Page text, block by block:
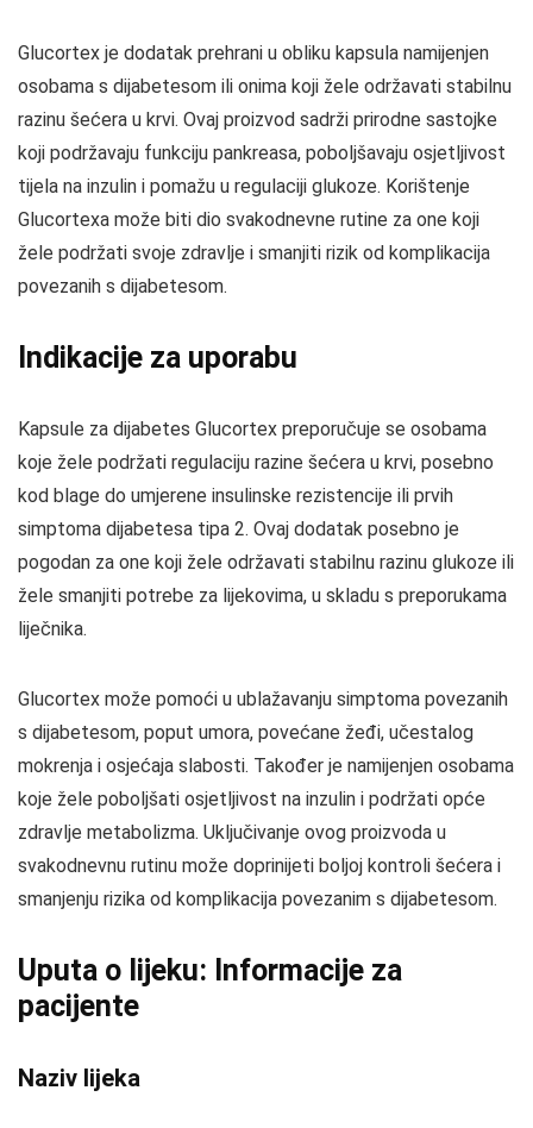
Glucortex je dodatak prehrani u obliku kapsula namijenjen
osobama s dijabetesom ili onima koji žele održavati stabilnu
razinu šećera u krvi. Ovaj proizvod sadrži prirodne sastojke
koji podržavaju funkciju pankreasa, poboljšavaju osjetljivost
tijela na inzulin i pomažu u regulaciji glukoze. Korištenje
Glucortexa može biti dio svakodnevne rutine za one koji
žele podržati svoje zdravlje i smanjiti rizik od komplikacija
povezanih s dijabetesom.
Indikacije za uporabu
Kapsule za dijabetes Glucortex preporučuje se osobama
koje žele podržati regulaciju razine šećera u krvi, posebno
kod blage do umjerene insulinske rezistencije ili prvih
simptoma dijabetesa tipa 2. Ovaj dodatak posebno je
pogodan za one koji žele održavati stabilnu razinu glukoze ili
žele smanjiti potrebe za lijekovima, u skladu s preporukama
liječnika.
Glucortex može pomoći u ublažavanju simptoma povezanih
s dijabetesom, poput umora, povećane žeđi, učestalog
mokrenja i osjećaja slabosti. Također je namijenjen osobama
koje žele poboljšati osjetljivost na inzulin i podržati opće
zdravlje metabolizma. Uključivanje ovog proizvoda u
svakodnevnu rutinu može doprinijeti boljој kontroli šećera i
smanjenju rizika od komplikacija povezanim s dijabetesom.
Uputa o lijeku: Informacije za
pacijente
Naziv lijeka